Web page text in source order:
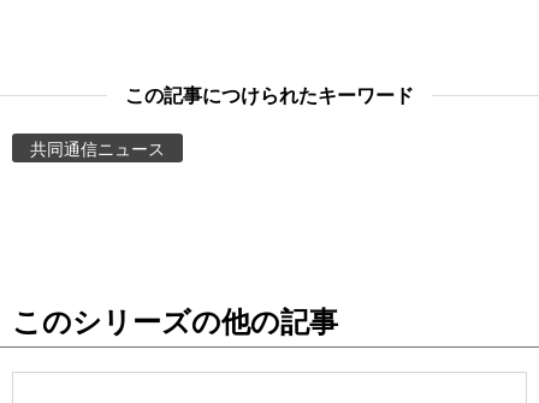
東京
この記事につけられたキーワード
共同通信ニュース
このシリーズの他の記事